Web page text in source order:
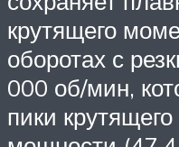
крутящего
оборотах с
000 об/мин,
пики